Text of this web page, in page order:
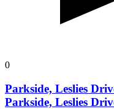
0
Parkside, Leslies
Parkside, Leslies